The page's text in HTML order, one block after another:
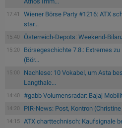
17:41
Wiener Börse Party #1216: ATX
star...
15:40 Österreich-Depots: Weekend-
15:20
Börsegeschichte 7.8.: Extremes
(Bör...
15:00
Nachlese: 10 Vokabel, um Asta
Langthale...
14:40 #gabb Volumensradar: Bajaj
14:20 PIR-News: Post, Kontron
14:15
ATX charttechnisch: Kaufsignale